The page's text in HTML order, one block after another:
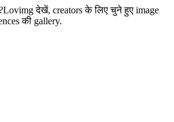
Lovimg देखें, creators के लिए चुने हुए image
की gallery.